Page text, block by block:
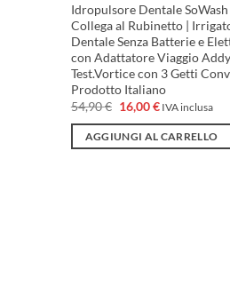
Idropulsore Dentale SoWash
Collega al Rubinetto |
Dentale Senza Batterie e
con Adattatore Viaggio
Test.Vortice con 3 Getti
Prodotto Italiano
54,90€ Il
prezzo
originale
era:
16,00€Il
attuale
è:
IVA inclusa
AGGIUNGI AL CARRELLO